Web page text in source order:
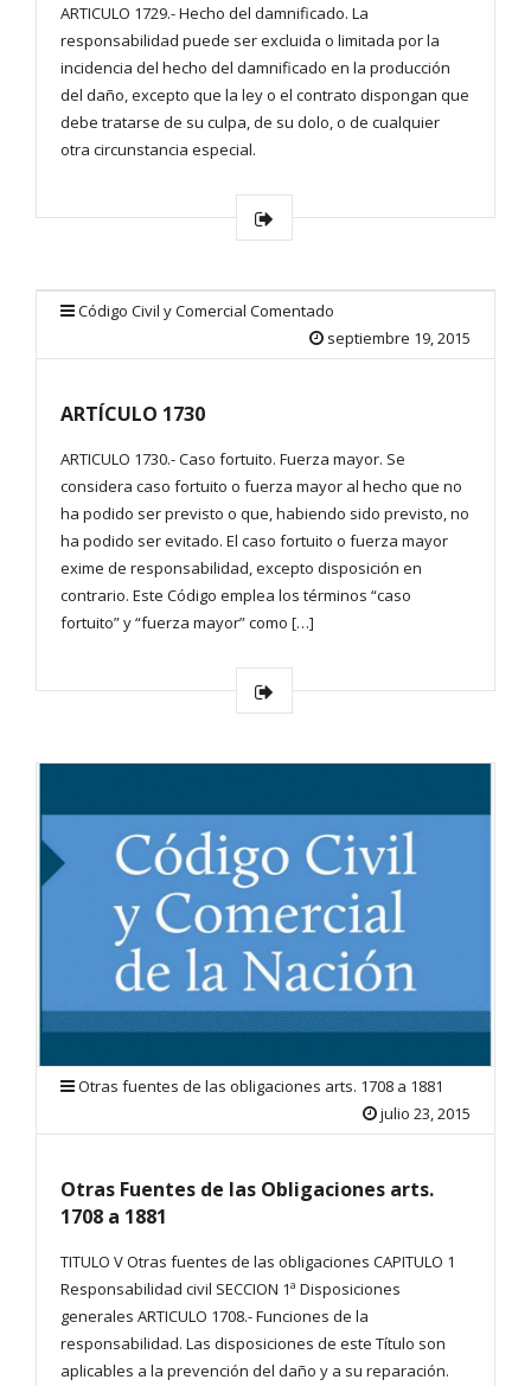
ARTICULO 1729.- Hecho del damnificado. La
responsabilidad puede ser excluida o limitada por la
incidencia del hecho del damnificado en la producción
del daño, excepto que la ley o el contrato dispongan que
debe tratarse de su culpa, de su dolo, o de cualquier
otra circunstancia especial.
Código Civil y Comercial Comentado
septiembre 19, 2015
ARTÍCULO 1730
ARTICULO 1730.- Caso fortuito. Fuerza mayor. Se
considera caso fortuito o fuerza mayor al hecho que no
ha podido ser previsto o que, habiendo sido previsto, no
ha podido ser evitado. El caso fortuito o fuerza mayor
exime de responsabilidad, excepto disposición en
contrario. Este Código emplea los términos “caso
fortuito” y “fuerza mayor” como […]
Otras fuentes de las obligaciones arts. 1708 a 1881
julio 23, 2015
Otras Fuentes de las Obligaciones arts.
1708 a 1881
TITULO V Otras fuentes de las obligaciones CAPITULO 1
Responsabilidad civil SECCION 1ª Disposiciones
generales ARTICULO 1708.- Funciones de la
responsabilidad. Las disposiciones de este Título son
aplicables a la prevención del daño y a su reparación.